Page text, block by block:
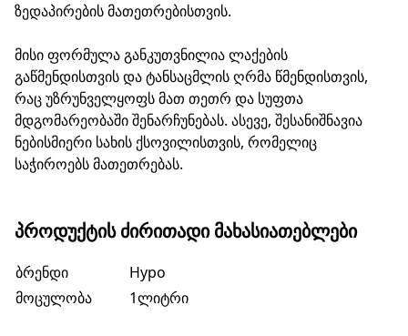
ზედაპირების მათეთრებისთვის.
მისი ფორმულა განკუთვნილია ლაქების
გაწმენდისთვის და ტანსაცმლის ღრმა წმენდისთვის,
რაც უზრუნველყოფს მათ თეთრ და სუფთა
მდგომარეობაში შენარჩუნებას. ასევე, შესანიშნავია
ნებისმიერი სახის ქსოვილისთვის, რომელიც
საჭიროებს მათეთრებას.
ᲞᲠᲝᲓᲣᲥᲢᲘᲡ ᲫᲘᲠᲘᲗᲐᲓᲘ ᲛᲐᲮᲐᲡᲘᲐᲗᲔᲑᲚᲔᲑᲘ
ბრენდი
Hypo
მოცულობა
1ლიტრი